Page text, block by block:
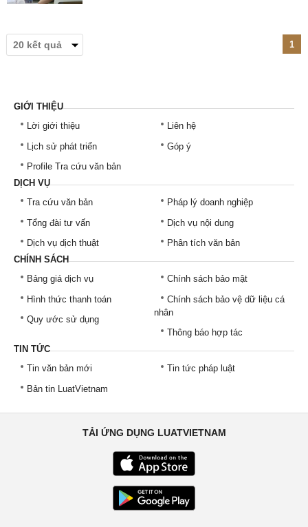
1
GIỚI THIỆU
Lời giới thiệu
Lịch sử phát triển
Profile Tra cứu văn bản
Liên hệ
Góp ý
DỊCH VỤ
Tra cứu văn bản
Tổng đài tư vấn
Dịch vụ dịch thuật
Pháp lý doanh nghiệp
Dịch vụ nội dung
Phân tích văn bản
CHÍNH SÁCH
Bảng giá dịch vụ
Hình thức thanh toán
Quy ước sử dụng
Chính sách bảo mật
Chính sách bảo vệ dữ liệu cá
nhân
Thông báo hợp tác
TIN TỨC
Tin văn bản mới
Bản tin LuatVietnam
Tin tức pháp luật
TẢI ỨNG DỤNG LUATVIETNAM